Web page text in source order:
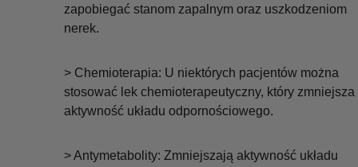
zapobiegać stanom zapalnym oraz uszkodzeniom
nerek.
> Chemioterapia: U niektórych pacjentów można
stosować lek chemioterapeutyczny, który zmniejsza
aktywność układu odpornościowego.
> Antymetabolity: Zmniejszają aktywność układu